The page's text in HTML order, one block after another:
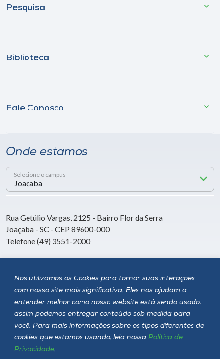
Nós utilizamos os Cookies para tornar suas interações
com nosso site mais significativa. Eles nos ajudam a
entender melhor como nosso website está sendo usado,
assim podemos entregar conteúdo sob medida para
você. Para mais informações sobre os tipos diferentes de
cookies que estamos usando, leia nossa Política de
Privacidade.
Pesquisa
Biblioteca
Fale Conosco
Onde estamos
Selecione o campus
Rua Getúlio Vargas, 2125 - Bairro Flor da Serra
Joaçaba - SC - CEP 89600-000
Telefone (49) 3551-2000
Siga a Unoesc